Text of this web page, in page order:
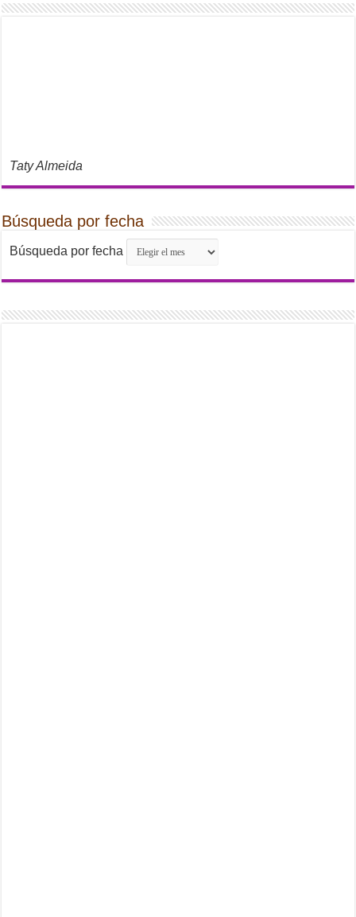
Taty Almeida
Búsqueda por fecha
Búsqueda por fecha